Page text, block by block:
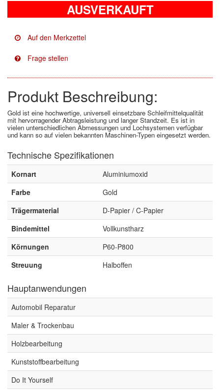
(2)
Facdos
Finixa
Indasa
(2)
KWASNY
(8)
Mirka
(1)
no-name
(1)
Novol
(3)
Prevost
(3)
Proma
(21)
Sia
(3)
Spectral
(5)
StarChem
(1)
Sundstrom
Troton
Wibeco
ZVG
AUSVERKAUFT
Produkt Beschreibung:
Gold ist eine hochwertige, universell einsetzbare Schleifmittelqualität
mit hervorragender Abtragsleistung und langer Standzeit. Es ist in
vielen unterschiedlichen Abmessungen und Lochsystemen verfügbar
und kann so auf vielen bekannten Maschinen-Typen eingesetzt werden.
Technische Spezifikationen
Kornart
Aluminiumoxid
Farbe
Gold
Trägermaterial
D-Papier / C-Papier
Bindemittel
Vollkunstharz
Körnungen
P60-P800
Streuung
Halboffen
Hauptanwendungen
Automobil Reparatur
Maler & Trockenbau
Holzbearbeitung
Kunststoffbearbeitung
Do It Yourself